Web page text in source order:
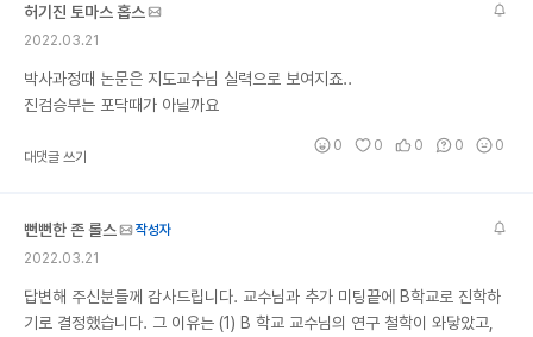
허기진 토마스 홉스
2022.03.21
박사과정때 논문은 지도교수님 실력으로 보여지죠..
진검승부는 포닥때가 아닐까요
대댓글 쓰기
0 0 0 0 0
뻔뻔한 존 롤스
작성자
2022.03.21
답변해 주신분들께 감사드립니다. 교수님과 추가 미팅끝에 B학교로 진학하
기로 결정했습니다. 그 이유는 (1) B 학교 교수님의 연구 철학이 와닿았고,